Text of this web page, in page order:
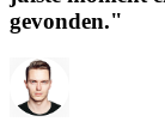
gevonden."